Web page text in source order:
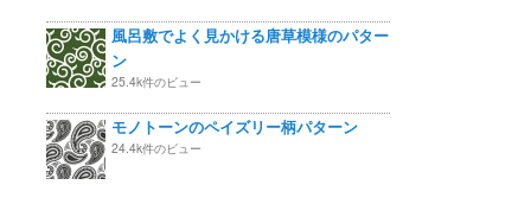
風呂敷でよく見かける唐草模様のパター
ン
25.4k件のビュー
モノトーンのペイズリー柄パターン
24.4k件のビュー